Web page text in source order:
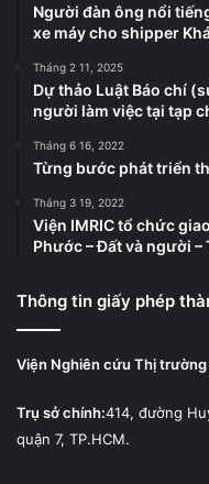
Người đàn ông nổi
xe máy cho shipper
Tháng 2 11, 2025
Dự thảo Luật Báo chí
người làm việc tại tạp
Tháng 6 16, 2022
Từng bước phát triển
Tháng 3 19, 2022
Viện IMRIC tổ chức
Phước – Đất và người
Thông tin giấy phép
Viện Nghiên cứu Thị
Trụ sở chính:414, đường
quận 7, TP.HCM.